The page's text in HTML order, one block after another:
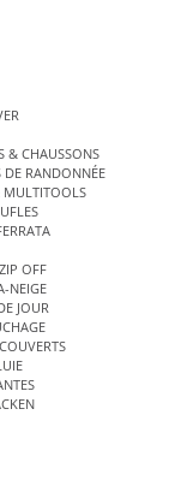
& CHAUSSONS
DE RANDONNÉE
MULTITOOLS
OFF
NEIGE
JOUR